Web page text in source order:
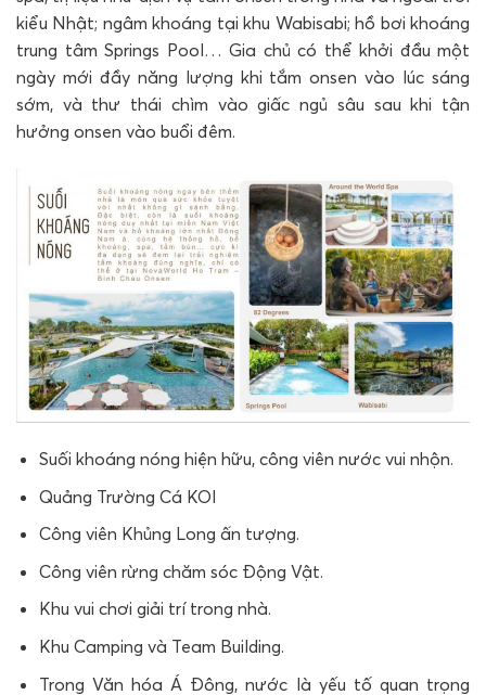
kiểu Nhật; ngâm khoáng tại khu Wabisabi; hồ bơi khoáng
trung tâm Springs Pool… Gia chủ có thể khởi đầu một
ngày mới đầy năng lượng khi tắm onsen vào lúc sáng
sớm, và thư thái chìm vào giấc ngủ sâu sau khi tận
hưởng onsen vào buổi đêm.
Suối khoáng nóng hiện hữu, công viên nước ​vui nhộn.
Quảng Trường Cá KOI
Công viên Khủng Long ấn tượng.
Công viên rừng chăm sóc Động Vật.
Khu vui chơi giải trí trong nhà.
Khu Camping và Team Building.
Trong Văn hóa Á Đông, nước là yếu tố quan trọng